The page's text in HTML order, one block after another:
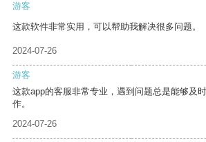
游客
这款软件非常实用，可以帮助我解决很多问题。
2024-07-26
游客
这款app的客服非常专业，遇到问题总是能够及
作。
2024-07-26